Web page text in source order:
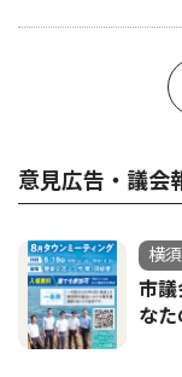
意見広告・議会
横
市
な